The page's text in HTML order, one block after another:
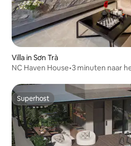
Villa in Sơn Trà
NC Haven House•3 minuten naar
Superhost
Superhost